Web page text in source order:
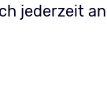
jederzeit